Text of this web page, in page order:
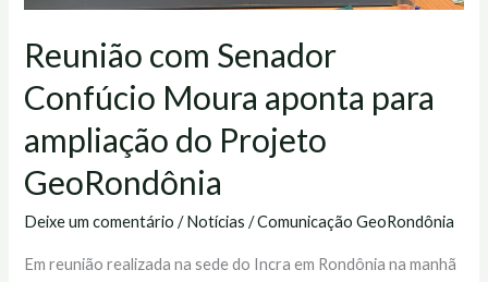
Reunião com Senador
Confúcio Moura aponta para
ampliação do Projeto
GeoRondônia
Deixe um comentário /Notícias /Comunicação GeoRondônia
Em reunião realizada na sede do Incra em Rondônia na manhã